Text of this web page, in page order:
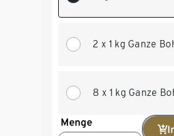
2 x 1 kg Ganze
8 x 1 kg Ganze
Menge